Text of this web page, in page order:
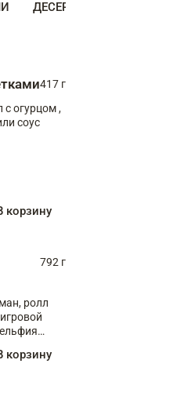
ДЕСЕРТЫ
417 г
с огурцом ,
соус
корзину
792 г
ролл
корзину